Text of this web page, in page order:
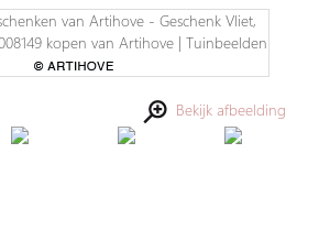
Bekijk afbeelding